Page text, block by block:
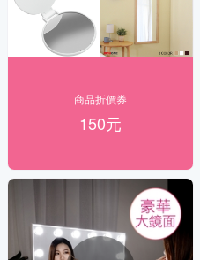
商品折價券
150元